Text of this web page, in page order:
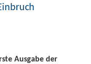
Ausgabe der